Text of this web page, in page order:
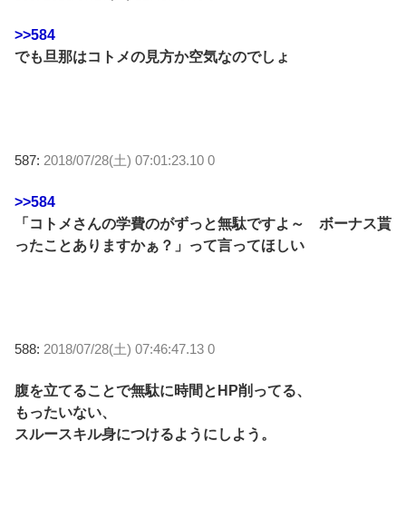
>>584
でも旦那はコトメの見方か空気なのでしょ
587: 2018/07/28(土) 07:01:23.10 0
>>584
「コトメさんの学費のがずっと無駄ですよ～ ボーナス貰
ったことありますかぁ？」って言ってほしい
588: 2018/07/28(土) 07:46:47.13 0
腹を立てることで無駄に時間とHP削ってる、
もったいない、
スルースキル身につけるようにしよう。